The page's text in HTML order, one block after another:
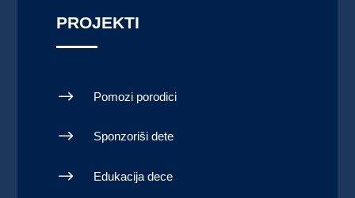
PROJEKTI
$ Pomozi porodici
$ Sponzoriši dete
$ Edukacija dece